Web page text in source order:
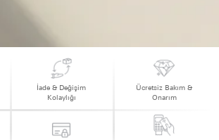
İade & Değişim
Kolaylığı
Ücretsiz Bakım &
Onarım